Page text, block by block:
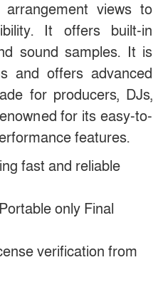
views to
It offers built-in
sound samples. It is
and offers advanced
for producers, DJs,
for its easy-to-
features.
fast and reliable
only Final
verification from